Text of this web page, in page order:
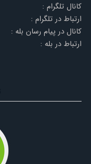
کانال تلگرام :
ارتباط در تلگرام :
کانال در پیام رسان بله :
ارتباط در بله :